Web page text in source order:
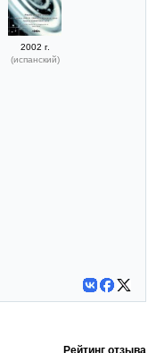
2002 г.
(испанский)
Рейтинг отзыва